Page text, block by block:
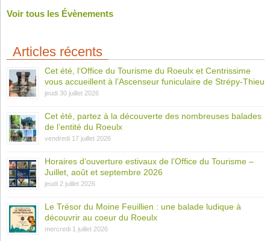
Voir tous les Évènements
Articles récents
Cet été, l’Office du Tourisme du Roeulx et Centrissime
vous accueillent à l’Ascenseur funiculaire de Strépy-Thieu
jeudi 30 juillet 2026
Cet été, partez à la découverte des nombreuses balades
de l’entité du Roeulx
vendredi 17 juillet 2026
Horaires d’ouverture estivaux de l’Office du Tourisme –
Juillet, août et septembre 2026
jeudi 2 juillet 2026
Le Trésor du Moine Feuillien : une balade ludique à
découvrir au coeur du Roeulx
mercredi 1 juillet 2026